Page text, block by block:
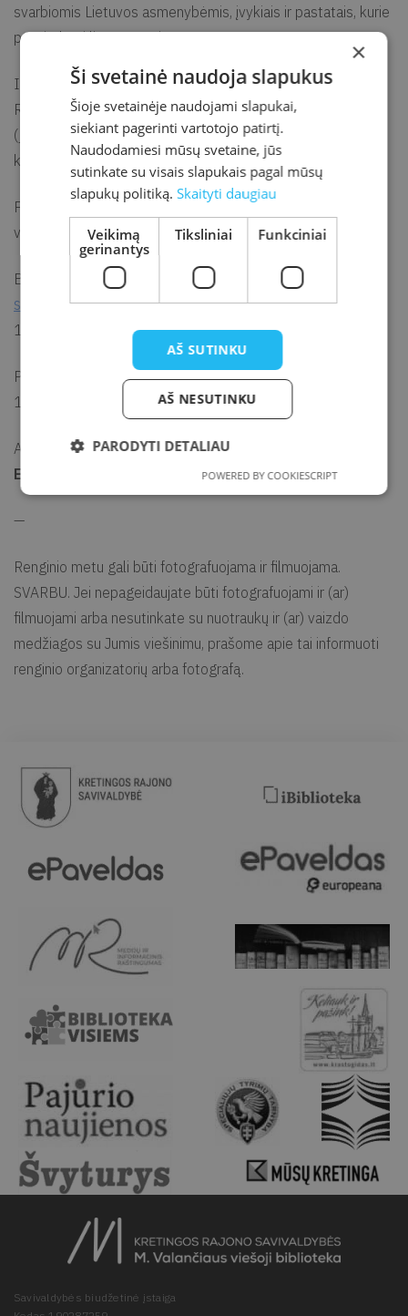
svarbiomis Lietuvos asmenybėmis, įvykiais ir pastatais, kurie
pavaizduoti litų averse ir reverse.
Iššūkyje kviečiame dalyvauti žmonių grupes iki 7 asmenų.
Rekomenduojamas dalyvių amžius – nuo 14 metų
(jaunesnius nei 14 metų amžiaus dalyvius kviečiame atvykti
kartu su suaugusiųjų palyda).
Pabėgimas iš galvosūkių kambario trunka nuo 45 min. iki 1,5
val.
Būtina išankstinė grupės registracija el. p.
simona.gagilaite@kretvb.ltarba tel. (+370 445) 72
135.
Pabėgimo kambarys „Kodas: 770“ veikia darbo dienomis
10.00–17.00 val.
Apsilankymas pabėgimo kambaryje mokamas.
Eur.
—
Renginio metu gali būti fotografuojama ir filmuojama.
SVARBU. Jei nepageidaujate būti fotografuojami ir (ar)
filmuojami arba nesutinkate su nuotraukų ir (ar) vaizdo
medžiagos su Jumis viešinimu, prašome apie tai informuoti
renginio organizatorių arba fotografą.
Savivaldybės biudžetinė įstaiga
×
Ši svetainė naudoja slapukus
Šioje svetainėje naudojami slapukai,
siekiant pagerinti vartotojo patirtį.
Naudodamiesi mūsų svetaine, jūs
sutinkate su visais slapukais pagal mūsų
slapukų politiką.Skaityti daugiau
Veikimą
gerinantys
Tiksliniai Funkciniai
AŠ SUTINKU
AŠ NESUTINKU
PARODYTI DETALIAU
POWERED BY COOKIESCRIPT